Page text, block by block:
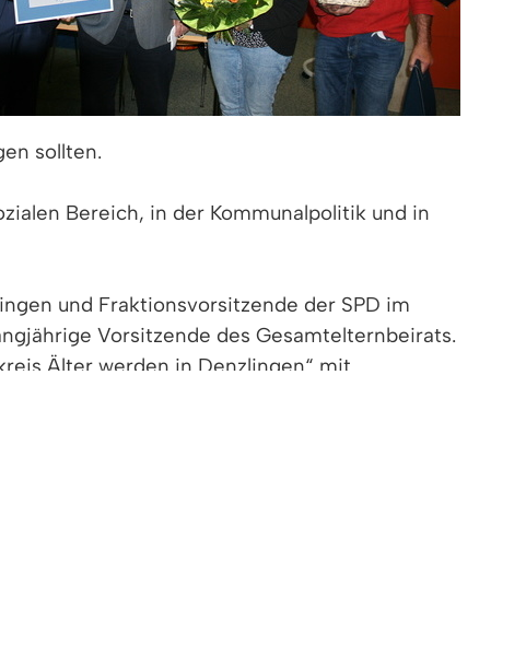
sollten.
Bereich, in der Kommunalpolitik und in
und Fraktionsvorsitzende der SPD im
Vorsitzende des Gesamtelternbeirats.
Älter werden in Denzlingen“ mit.